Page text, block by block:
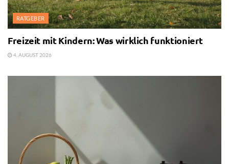
RATGEBER
Freizeit mit Kindern: Was wirklich funktioniert
4. AUGUST 2026